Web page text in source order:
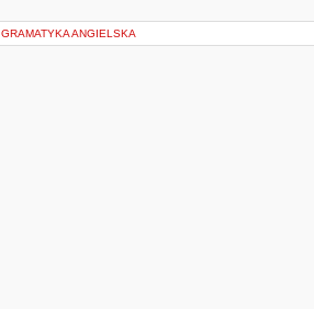
GRAMATYKA ANGIELSKA